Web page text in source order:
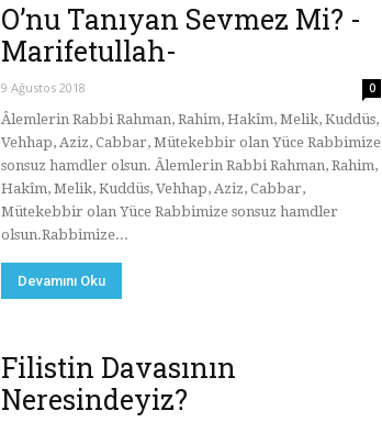
O’nu Tanıyan Sevmez Mi? -
Marifetullah-
9 Ağustos 2018 0
Âlemlerin Rabbi Rahman, Rahim, Hakîm, Melik, Kuddüs,
Vehhap, Aziz, Cabbar, Mütekebbir olan Yüce Rabbimize
sonsuz hamdler olsun. Âlemlerin Rabbi Rahman, Rahim,
Hakîm, Melik, Kuddüs, Vehhap, Aziz, Cabbar,
Mütekebbir olan Yüce Rabbimize sonsuz hamdler
olsun.Rabbimize...
Devamını Oku
Filistin Davasının
Neresindeyiz?